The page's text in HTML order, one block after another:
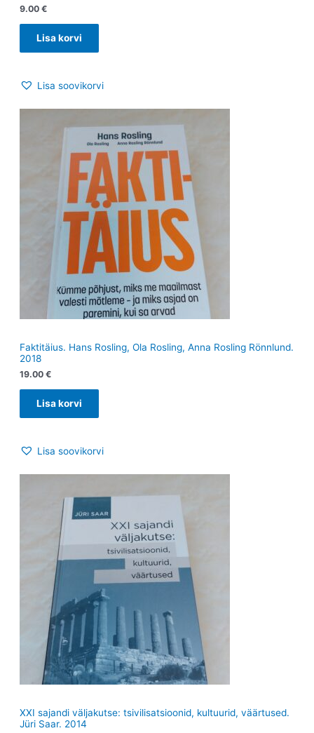
9.00 €
Lisa korvi
Lisa soovikorvi
Faktitäius. Hans Rosling, Ola Rosling, Anna Rosling Rönnlund.
2018
19.00 €
Lisa korvi
Lisa soovikorvi
XXI sajandi väljakutse: tsivilisatsioonid, kultuurid, väärtused.
Jüri Saar. 2014